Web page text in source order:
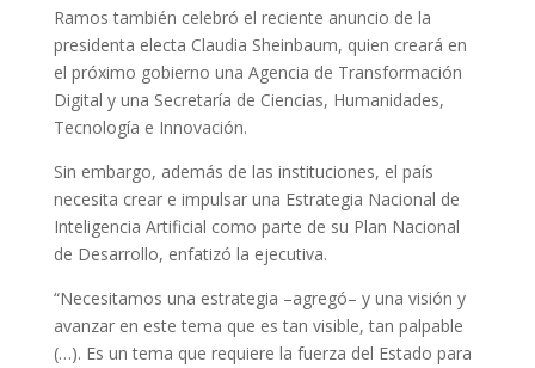
Ramos también celebró el reciente anuncio de la
presidenta electa Claudia Sheinbaum, quien creará en
el próximo gobierno una Agencia de Transformación
Digital y una Secretaría de Ciencias, Humanidades,
Tecnología e Innovación.
Sin embargo, además de las instituciones, el país
necesita crear e impulsar una Estrategia Nacional de
Inteligencia Artificial como parte de su Plan Nacional
de Desarrollo, enfatizó la ejecutiva.
“Necesitamos una estrategia –agregó– y una visión y
avanzar en este tema que es tan visible, tan palpable
(…). Es un tema que requiere la fuerza del Estado para